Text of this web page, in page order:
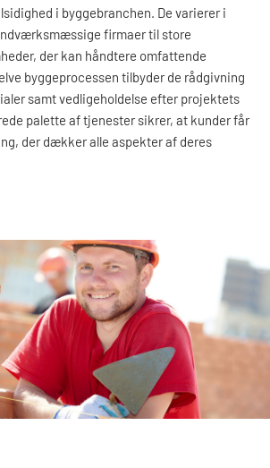
i byggebranchen. De varierer i
firmaer til store
der kan håndtere omfattende
byggeprocessen tilbyder de rådgivning
samt vedligeholdelse efter projektets
palette af tjenester sikrer, at kunder får
der dækker alle aspekter af deres